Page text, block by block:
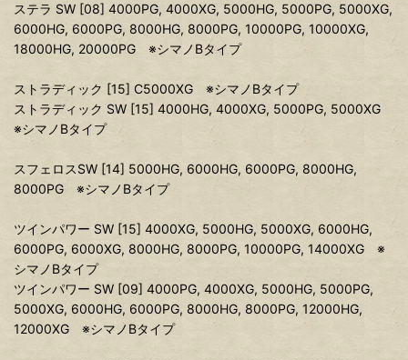
ステラ SW [08] 4000PG, 4000XG, 5000HG, 5000PG, 5000XG,
6000HG, 6000PG, 8000HG, 8000PG, 10000PG, 10000XG,
18000HG, 20000PG ※シマノBタイプ
ストラディック [15] C5000XG ※シマノBタイプ
ストラディック SW [15] 4000HG, 4000XG, 5000PG, 5000XG
※シマノBタイプ
スフェロスSW [14] 5000HG, 6000HG, 6000PG, 8000HG,
8000PG ※シマノBタイプ
ツインパワー SW [15] 4000XG, 5000HG, 5000XG, 6000HG,
6000PG, 6000XG, 8000HG, 8000PG, 10000PG, 14000XG ※
シマノBタイプ
ツインパワー SW [09] 4000PG, 4000XG, 5000HG, 5000PG,
5000XG, 6000HG, 6000PG, 8000HG, 8000PG, 12000HG,
12000XG ※シマノBタイプ